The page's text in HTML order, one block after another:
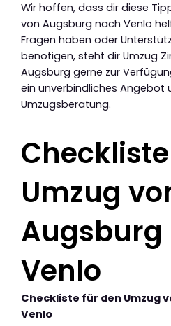
Wir hoffen, dass dir diese
von Augsburg nach Venlo
Fragen haben oder
benötigen, steht dir Umzug
Augsburg gerne zur
ein unverbindliches Angebot
Umzugsberatung.
Umzug
Augsburg
Venlo
Checkliste für den Umzug
Venlo